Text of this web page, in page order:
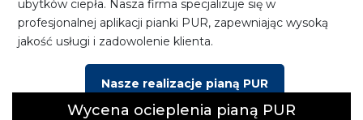
ubytków ciepła. Nasza firma specjalizuje się w
profesjonalnej aplikacji pianki PUR, zapewniając wysoką
jakość usługi i zadowolenie klienta.
Nasze realizacje pianą PUR
Wycena ocieplenia pianą PUR